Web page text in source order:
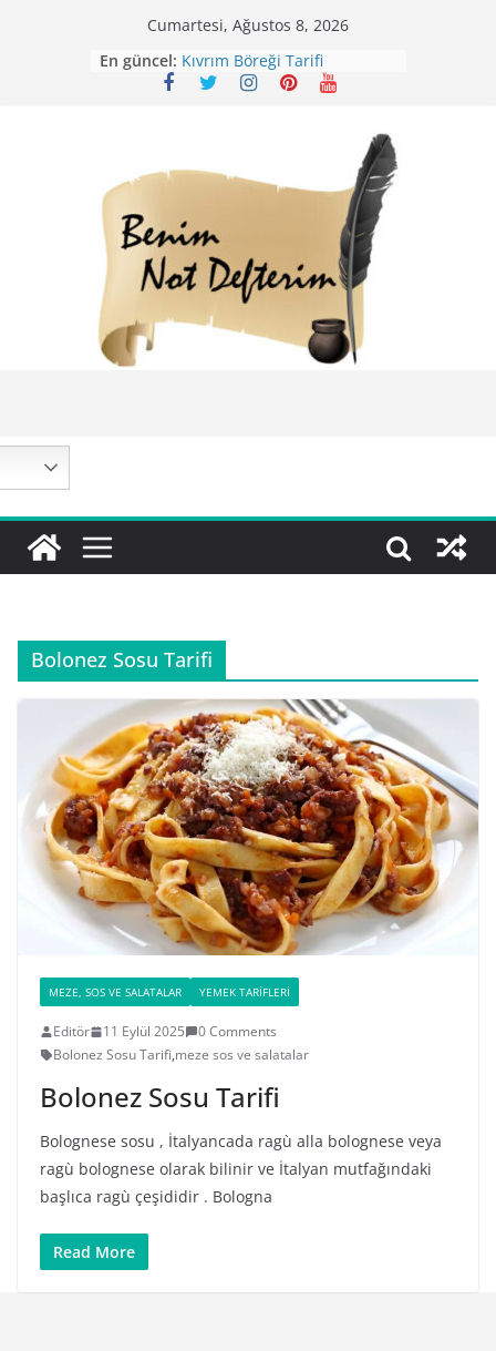
Cumartesi, Ağustos 8, 2026
En güncel:
Mirik Köfte Tarifi – Sivas
Kıvrım Böreği Tarifi
Karabuğday Pilavı Tarifi
Bolonez Sosu Tarifi
MEZE, SOS VE SALATALAR YEMEK TARIFLERI
Editör 11 Eylül 2025
0 Comments
Bolonez Sosu Tarifi,meze sos ve salatalar
Bolonez Sosu Tarifi
Bolognese sosu , İtalyancada ragù alla bolognese veya
ragù bolognese olarak bilinir ve İtalyan mutfağındaki
başlıca ragù çeşididir . Bologna
Read More